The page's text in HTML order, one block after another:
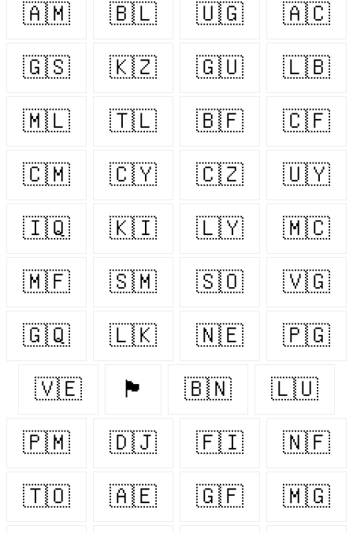
🇦🇲 🇧🇱 🇺🇬 🇦🇨
🇬🇸 🇰🇿 🇬🇺 🇱🇧
🇲🇱 🇹🇱 🇧🇫 🇨🇫
🇨🇲 🇨🇾 🇨🇿 🇺🇾
🇮🇶 🇰🇮 🇱🇾 🇲🇨
🇲🇫 🇸🇲 🇸🇴 🇻🇬
🇬🇶 🇱🇰 🇳🇪 🇵🇬
🇻🇪 🏴󠁧󠁢󠁷󠁬󠁳󠁿 🇧🇳 🇱🇺
🇵🇲 🇩🇯 🇫🇮 🇳🇫
🇹🇴 🇦🇪 🇬🇫 🇲🇬